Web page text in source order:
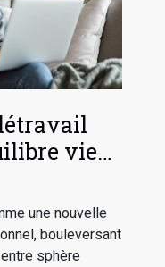
vie
privée ?
une nouvelle
bouleversant
sphère